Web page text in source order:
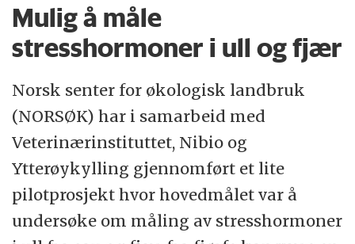
Mulig å måle
stresshormoner i ull og fjær
Norsk senter for økologisk landbruk
(NORSØK) har i samarbeid med
Veterinærinstituttet, Nibio og
Ytterøykylling gjennomført et lite
pilotprosjekt hvor hovedmålet var å
undersøke om måling av stresshormoner